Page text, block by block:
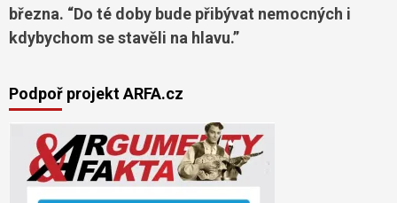
března. “Do té doby bude přibývat nemocných i
kdybychom se stavěli na hlavu.”
Podpoř projekt ARFA.cz